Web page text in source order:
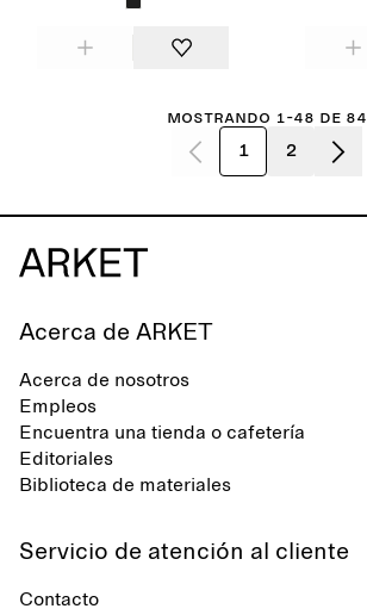
Mostrando 1-48 de 84
1 2
Acerca de ARKET
Acerca de nosotros
Empleos
Encuentra una tienda o cafetería
Editoriales
Biblioteca de materiales
Servicio de atención al cliente
Contacto